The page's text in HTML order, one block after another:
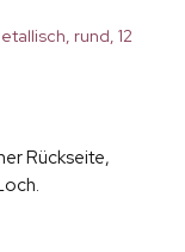
rund, 12
Rückseite,